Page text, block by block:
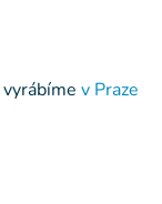
v Praze